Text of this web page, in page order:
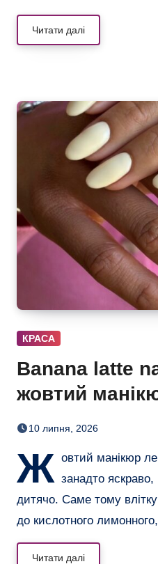
Читати далі
КРАСА
Banana latte
жовтий
дитячого
10 липня, 2026
Ж овтий манікюр
занадто яскраво,
дитячо. Саме тому
до кислотного
Читати далі